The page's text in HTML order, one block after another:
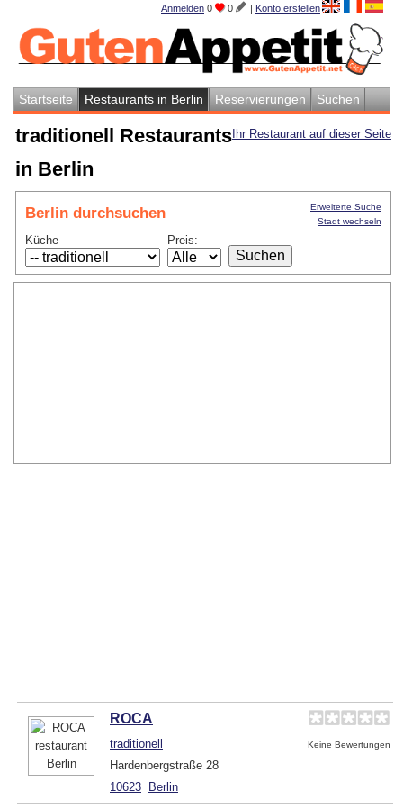
Anmelden 0 0 | Konto erstellen
Startseite Restaurants in Berlin Reservierungen Suchen
Ihr Restaurant auf dieser Seite
traditionell Restaurants
in Berlin
Berlin durchsuchen
Küche Preis:
Erweiterte Suche
Stadt wechseln
ROCA
traditionell Keine Bewertungen
Hardenbergstraße 28
10623 Berlin